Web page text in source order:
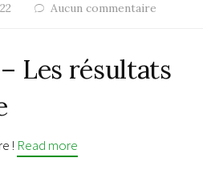
Aucun commentaire
Les résultats
! Read more